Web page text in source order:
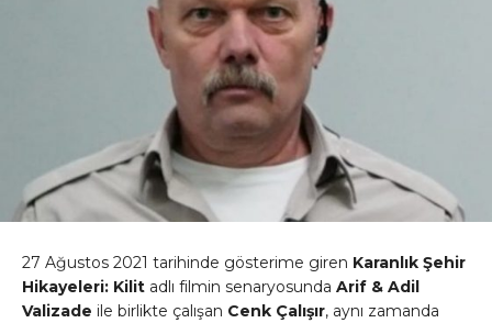
27 Ağustos 2021 tarihinde gösterime giren Karanlık Şehir
Hikayeleri: Kilit adlı filmin senaryosunda Arif & Adil
Valizade ile birlikte çalışan Cenk Çalışır, aynı zamanda